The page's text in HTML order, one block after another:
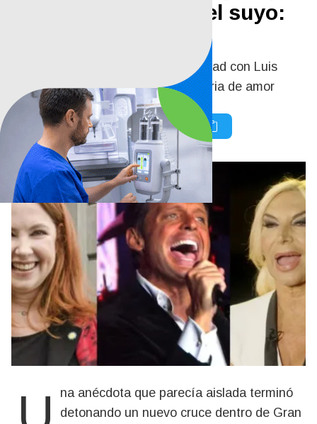
Yanina Zilli expuso el suyo:
Andrea del Boca confesó su intimidad con Luis
Miguel y Yanina Zilli reveló su historia de amor
detonando un nuevo cruce dentro de Gran